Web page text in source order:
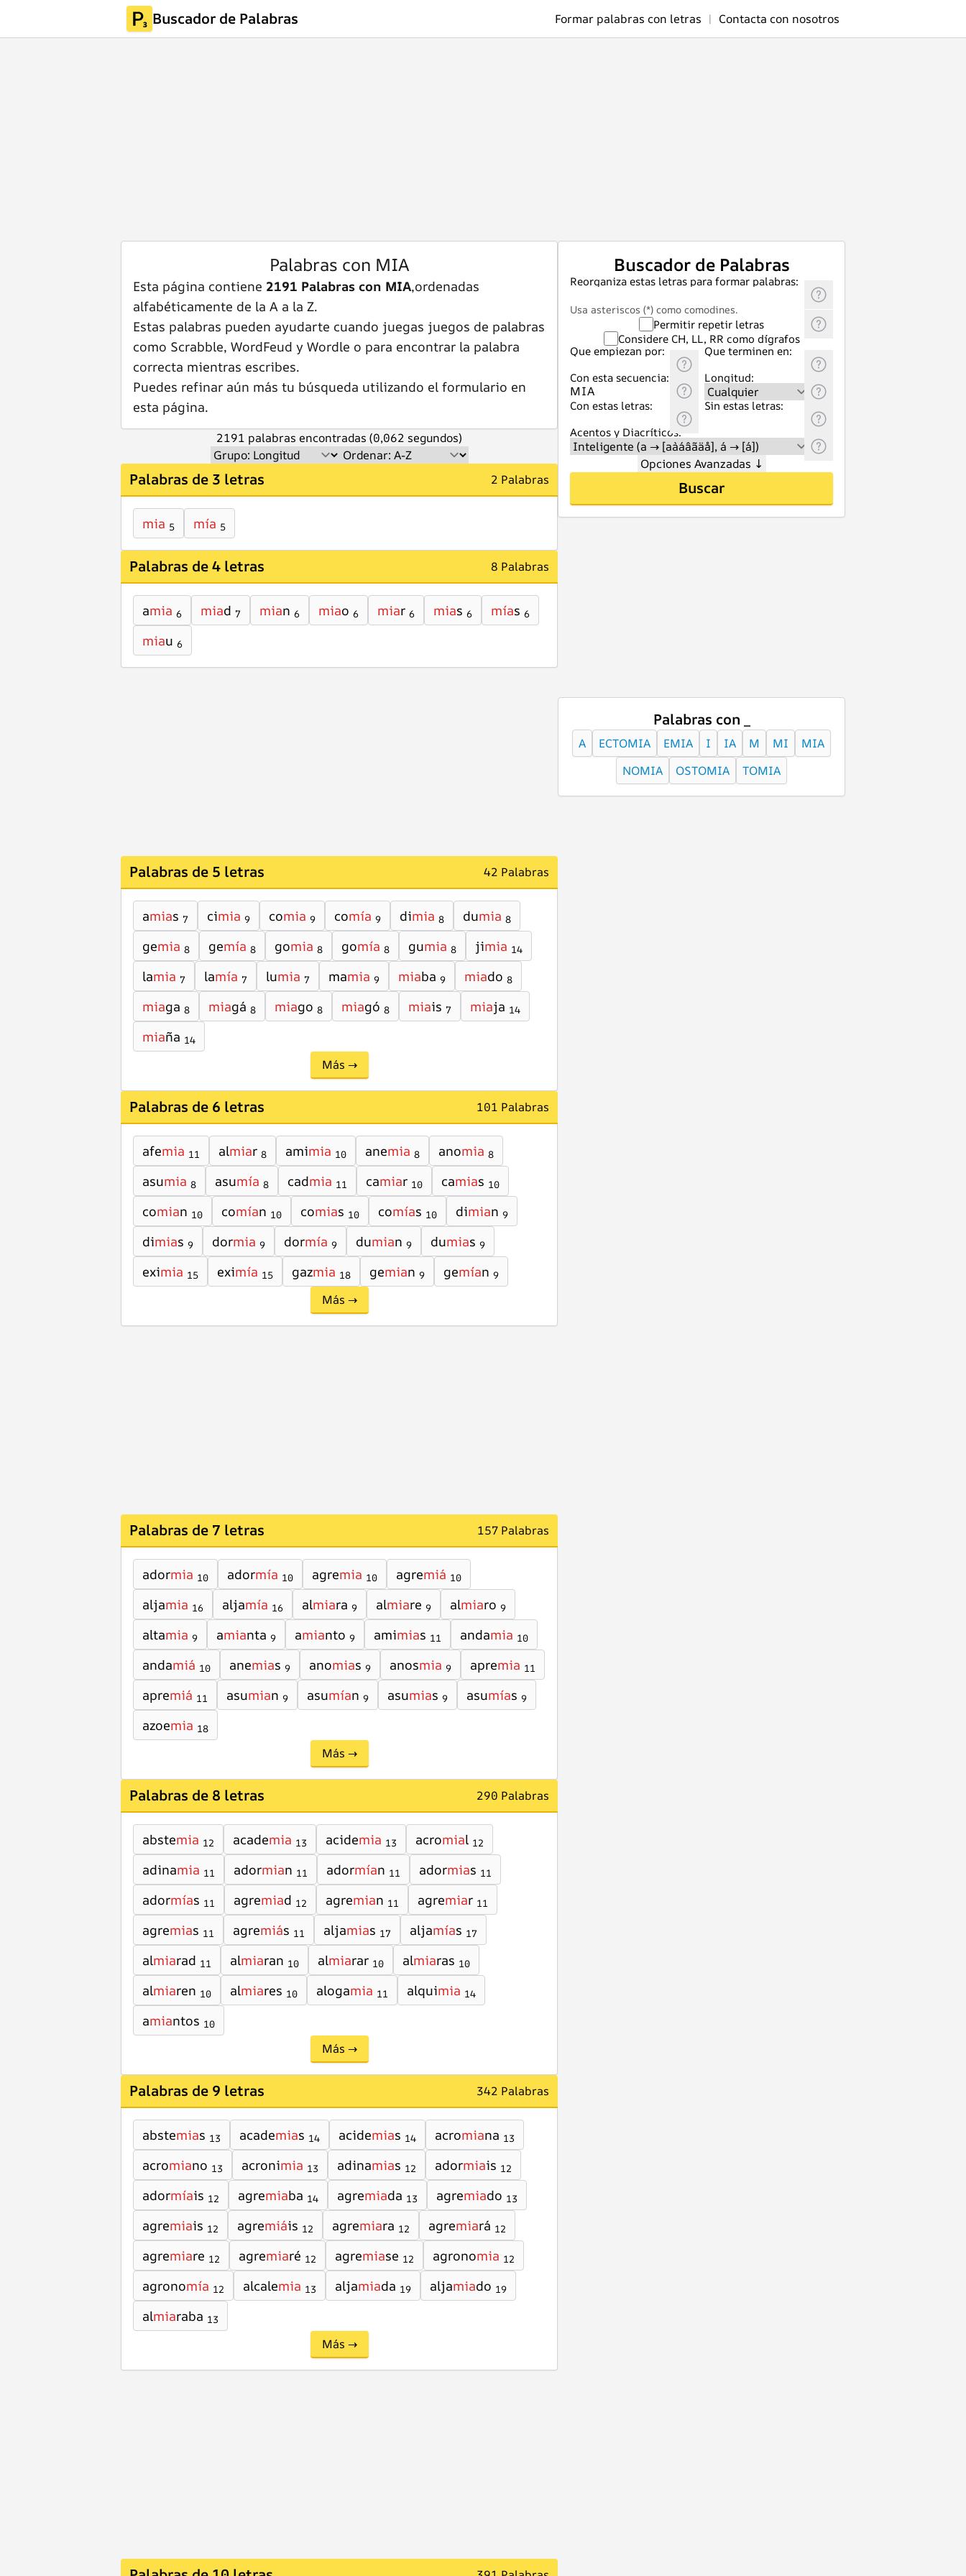
Buscador de Palabras Formar palabras con letras | Contacta con nosotros
Palabras con MIA
Esta página contiene 2191 Palabras con MIA,ordenadas
alfabéticamente de la A a la Z.
Estas palabras pueden ayudarte cuando juegas juegos de palabras
como Scrabble, WordFeud y Wordle o para encontrar la palabra
correcta mientras escribes.
Puedes refinar aún más tu búsqueda utilizando el formulario en
esta página.
2191 palabras encontradas (0,062 segundos)
Palabras de 3 letras 2 Palabras
mia 5 mía 5
Palabras de 4 letras 8 Palabras
amia 6 miad 7 mian 6 miao 6 miar 6 mias 6 mías 6
miau 6
Palabras de 5 letras 42 Palabras
amias 7 cimia 9 comia 9 comía 9 dimia 8 dumia 8
gemia 8 gemía 8 gomia 8 gomía 8 gumia 8 jimia 14
lamia 7 lamía 7 lumia 7 mamia 9 miaba 9 miado 8
miaga 8 miagá 8 miago 8 miagó 8 miais 7 miaja 14
miaña 14
Más →
Palabras de 6 letras 101 Palabras
afemia 11 almiar 8 amimia 10 anemia 8 anomia 8
asumia 8 asumía 8 cadmia 11 camiar 10 camias 10
comian 10 comían 10 comias 10 comías 10 dimian 9
dimias 9 dormia 9 dormía 9 dumian 9 dumias 9
eximia 15 eximía 15 gazmia 18 gemian 9 gemían 9
Más →
Palabras de 7 letras 157 Palabras
adormia 10 adormía 10 agremia 10 agremiá 10
aljamia 16 aljamía 16 almiara 9 almiare 9 almiaro 9
altamia 9 amianta 9 amianto 9 amimias 11 andamia 10
andamiá 10 anemias 9 anomias 9 anosmia 9 apremia 11
apremiá 11 asumian 9 asumían 9 asumias 9 asumías 9
azoemia 18
Más →
Palabras de 8 letras 290 Palabras
abstemia 12 academia 13 acidemia 13 acromial 12
adinamia 11 adormian 11 adormían 11 adormias 11
adormías 11 agremiad 12 agremian 11 agremiar 11
agremias 11 agremiás 11 aljamias 17 aljamías 17
almiarad 11 almiaran 10 almiarar 10 almiaras 10
almiaren 10 almiares 10 alogamia 11 alquimia 14
amiantos 10
Más →
Palabras de 9 letras 342 Palabras
abstemias 13 academias 14 acidemias 14 acromiana 13
acromiano 13 acronimia 13 adinamias 12 adormiais 12
adormíais 12 agremiaba 14 agremiada 13 agremiado 13
agremiais 12 agremiáis 12 agremiara 12 agremiará 12
agremiare 12 agremiaré 12 agremiase 12 agronomia 12
agronomía 12 alcalemia 13 aljamiada 19 aljamiado 19
almiaraba 13
Más →
Buscador de Palabras
Reorganiza estas letras para formar palabras:
Usa asteriscos (*) como comodines.
Permitir repetir letras
Considere CH, LL, RR como dígrafos
Que empiezan por:
Que terminen en:
Con esta secuencia:
Longitud:
Con estas letras:
Sin estas letras:
Acentos y Diacríticos:
Opciones Avanzadas ↓
Buscar
Palabras con _
A ECTOMIA EMIA I IA M MI
MIA
NOMIA
OSTOMIA TOMIA